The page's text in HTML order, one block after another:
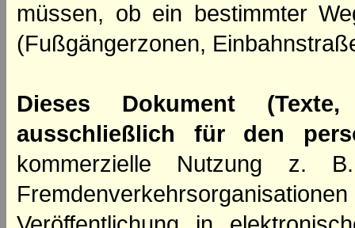
müssen, ob ein bestimmter
(Fußgängerzonen,
Dieses Dokument
ausschließlich für den
kommerzielle Nutzung z.